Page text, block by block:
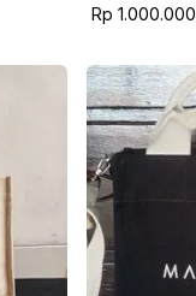
Rp 1.000.000